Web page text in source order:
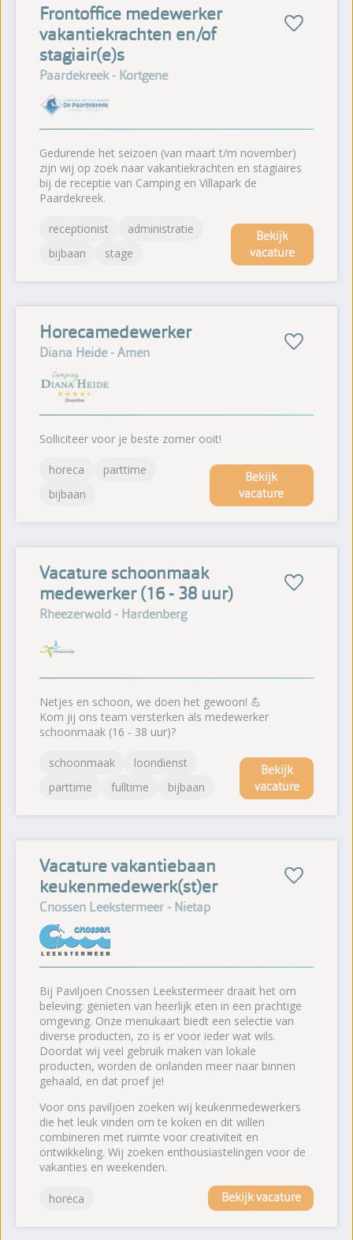
Frontoffice medewerker
vakantiekrachten en/of
stagiair(e)s
Paardekreek - Kortgene
Gedurende het seizoen (van maart t/m november)
zijn wij op zoek naar vakantiekrachten en stagiaires
bij de receptie van Camping en Villapark de
Paardekreek.
receptionist
administratie
bijbaan
stage
Bekijk
vacature
Horecamedewerker
Diana Heide - Amen
Solliciteer voor je beste zomer ooit!
horeca
parttime
bijbaan
Bekijk
vacature
Vacature schoonmaak
medewerker (16 - 38 uur)
Rheezerwold - Hardenberg
Netjes en schoon, we doen het gewoon! 💪
Kom jij ons team versterken als medewerker
schoonmaak (16 - 38 uur)?
schoonmaak
loondienst
parttime
fulltime bijbaan
Bekijk
vacature
Vacature vakantiebaan
keukenmedewerk(st)er
Cnossen Leekstermeer - Nietap
Bij Paviljoen Cnossen Leekstermeer draait het om
beleving: genieten van heerlijk eten in een prachtige
omgeving. Onze menukaart biedt een selectie van
diverse producten, zo is er voor ieder wat wils.
Doordat wij veel gebruik maken van lokale
producten, worden de onlanden meer naar binnen
gehaald, en dat proef je!
Voor ons paviljoen zoeken wij keukenmedewerkers
die het leuk vinden om te koken en dit willen
combineren met ruimte voor creativiteit en
ontwikkeling. Wij zoeken enthousiastelingen voor de
vakanties en weekenden.
horeca Bekijk vacature